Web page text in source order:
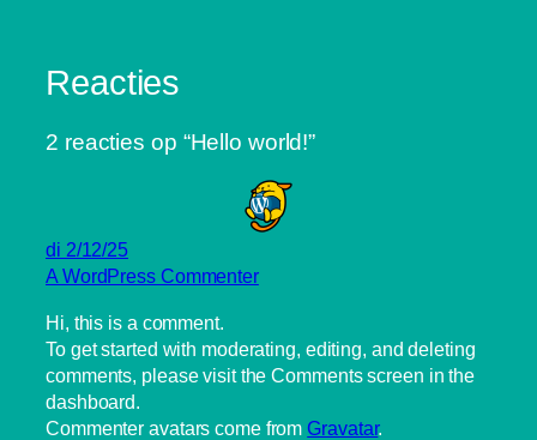
Reacties
2 reacties op “Hello world!”
di 2/12/25
A WordPress Commenter
Hi, this is a comment.
To get started with moderating, editing, and deleting
comments, please visit the Comments screen in the
dashboard.
Commenter avatars come fromGravatar.